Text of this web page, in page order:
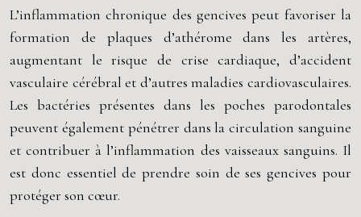
L’inflammation chronique des gencives peut favoriser la
formation de plaques d’athérome dans les artères,
augmentant le risque de crise cardiaque, d’accident
vasculaire cérébral et d’autres maladies cardiovasculaires.
Les bactéries présentes dans les poches parodontales
peuvent également pénétrer dans la circulation sanguine
et contribuer à l’inflammation des vaisseaux sanguins. Il
est donc essentiel de prendre soin de ses gencives pour
protéger son cœur.